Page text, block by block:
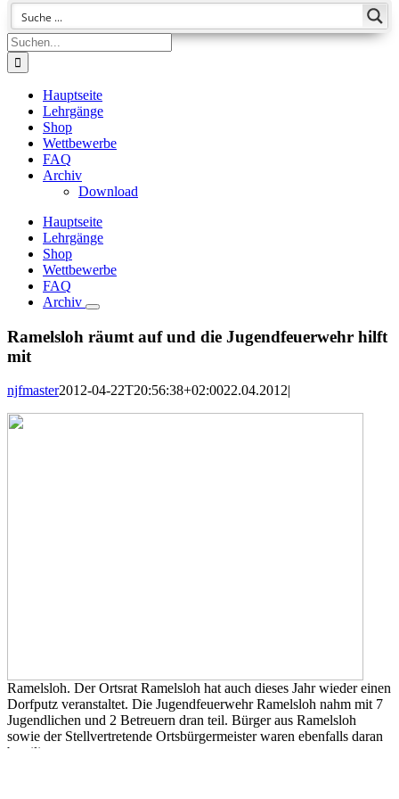
Suche
nach:
Hauptseite
Lehrgänge
Shop
Wettbewerbe
FAQ
Archiv
Download
Hauptseite
Lehrgänge
Shop
Wettbewerbe
FAQ
Archiv
Ramelsloh räumt auf und die Jugendfeuerwehr hilft
mit
njfmaster2012-04-22T20:56:38+02:0022.04.2012|
Ramelsloh. Der Ortsrat Ramelsloh hat auch dieses Jahr wieder einen
Dorfputz veranstaltet. Die Jugendfeuerwehr Ramelsloh nahm mit 7
Jugendlichen und 2 Betreuern dran teil. Bürger aus Ramelsloh
sowie der Stellvertretende Ortsbürgermeister waren ebenfalls daran
beteiligt.